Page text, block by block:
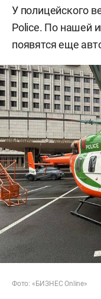
У полицейского
Police. По нашей
появятся еще
Фото: «БИЗНЕС Online»